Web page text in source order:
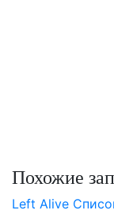
Похожие
Left Alive